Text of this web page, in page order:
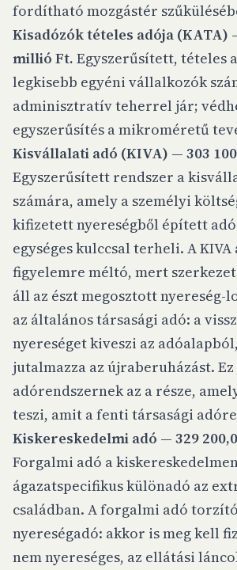
fordítható mozgástér
Kisadózók tételes adója (KATA)
millió Ft. Egyszerűsített, tételes
legkisebb egyéni vállalkozók
adminisztratív teherrel jár;
egyszerűsítés a mikroméretű
Kisvállalati adó (KIVA) — 303
Egyszerűsített rendszer a
számára, amely a személyi
kifizetett nyereségből épített
egységes kulccsal terheli. A
figyelemre méltó, mert
áll az észt megosztott nyereség-
az általános társasági adó: a
nyereséget kiveszi az
jutalmazza az újraberuházást.
adórendszernek az a része,
teszi, amit a fenti társasági
Kiskereskedelmi adó — 329
Forgalmi adó a
ágazatspecifikus különadó az
családban. A forgalmi adó
nyereségadó: akkor is meg kell
nem nyereséges, az ellátási